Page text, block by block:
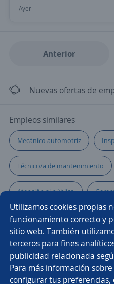
Utilizamos cookies propias
funcionamiento correcto y
sitio web. También
terceros para fines
publicidad relacionada
Para más información
configurar tus
Ayer
Anterior
Nuevas ofertas de
Empleos similares
Mecánico automotriz
Técnico/a de mantenimiento
Atención al público
Jefe/a de logística Asesor/
Asesor/a call center ventas
Especialista en inventarios
Buscar es